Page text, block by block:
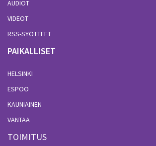
AUDIOT
VIDEOT
RSS-SYÖTTEET
PAIKALLISET
HELSINKI
ESPOO
KAUNIAINEN
VANTAA
TOIMITUS